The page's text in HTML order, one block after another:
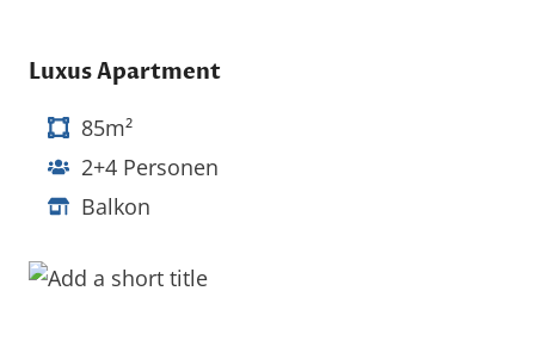
Luxus Apartment
85m²
2+4 Personen
Balkon